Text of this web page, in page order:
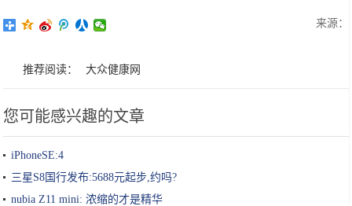
来源：
推荐阅读： 大众健康网
您可能感兴趣的文章
iPhoneSE:4
三星S8国行发布:5688元起步,约吗?
nubia Z11 mini: 浓缩的才是精华